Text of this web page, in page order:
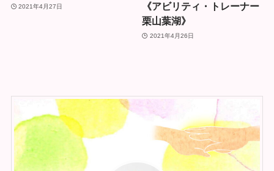
2021年4月27日
《アビリティ・トレーナー
栗山葉湖》
2021年4月26日